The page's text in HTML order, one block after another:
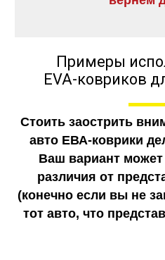
Примеры
EVA-ковриков
Стоить заострить
авто ЕВА-коврики
Ваш вариант
различия от
(конечно если вы не
тот авто, что